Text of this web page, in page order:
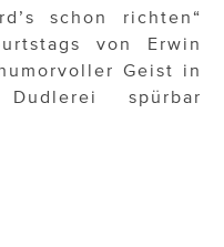
schon richten“
von Erwin
Geist in
spürbar